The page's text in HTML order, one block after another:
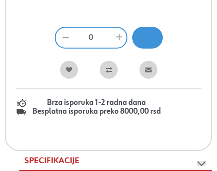
Brza isporuka 1-2 radna dana
Besplatna isporuka preko 8000,00 rsd
SPECIFIKACIJE